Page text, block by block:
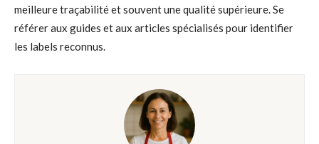
meilleure traçabilité et souvent une qualité supérieure. Se
référer aux guides et aux articles spécialisés pour identifier
les labels reconnus.